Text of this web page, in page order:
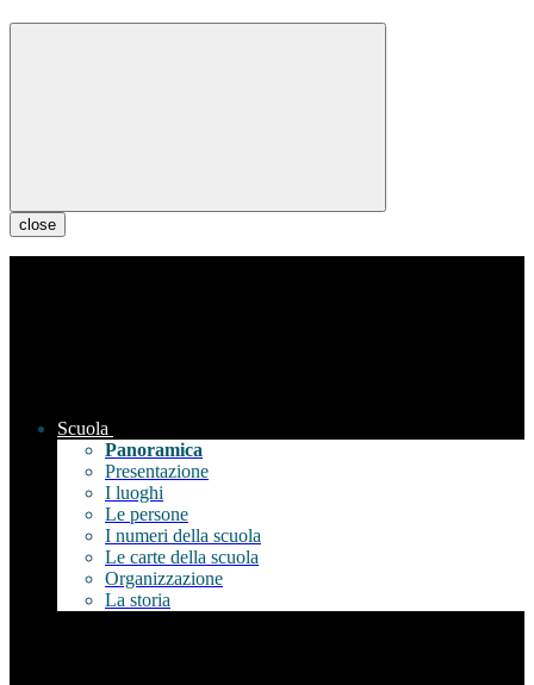
close
Scuola
Panoramica
Presentazione
I luoghi
Le persone
I numeri della scuola
Le carte della scuola
Organizzazione
La storia